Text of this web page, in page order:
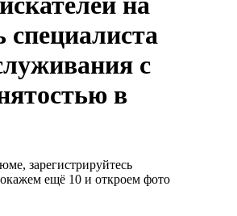
специалиста
с
в
зарегистрируйтесь
ещё 10 и откроем фото